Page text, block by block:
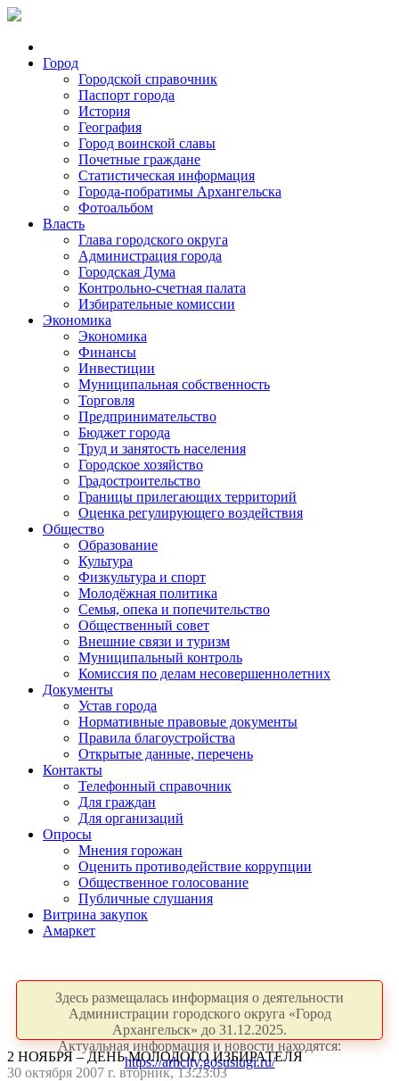
Город
Городской справочник
Паспорт города
История
География
Город воинской славы
Почетные граждане
Статистическая информация
Города-побратимы Архангельска
Фотоальбом
Власть
Глава городского округа
Администрация города
Городская Дума
Контрольно-счетная палата
Избирательные комиссии
Экономика
Экономика
Финансы
Инвестиции
Муниципальная собственность
Торговля
Предпринимательство
Бюджет города
Труд и занятость населения
Городское хозяйство
Градостроительство
Границы прилегающих территорий
Оценка регулирующего воздействия
Общество
Образование
Культура
Физкультура и спорт
Молодёжная политика
Семья, опека и попечительство
Общественный совет
Внешние связи и туризм
Муниципальный контроль
Комиссия по делам несовершеннолетних
Документы
Устав города
Нормативные правовые документы
Правила благоустройства
Открытые данные, перечень
Контакты
Телефонный справочник
Для граждан
Для организаций
Опросы
Мнения горожан
Оценить противодействие коррупции
Общественное голосование
Публичные слушания
Витрина закупок
Амаркет
Здесь размещалась информация о деятельности
Администрации городского округа «Город
Архангельск» до 31.12.2025.
Актуальная информация и новости находятся:
https://arhcity.gosuslugi.ru/
2 НОЯБРЯ – ДЕНЬ МОЛОДОГО ИЗБИРАТЕЛЯ
30 октября 2007 г. вторник, 13:23:03